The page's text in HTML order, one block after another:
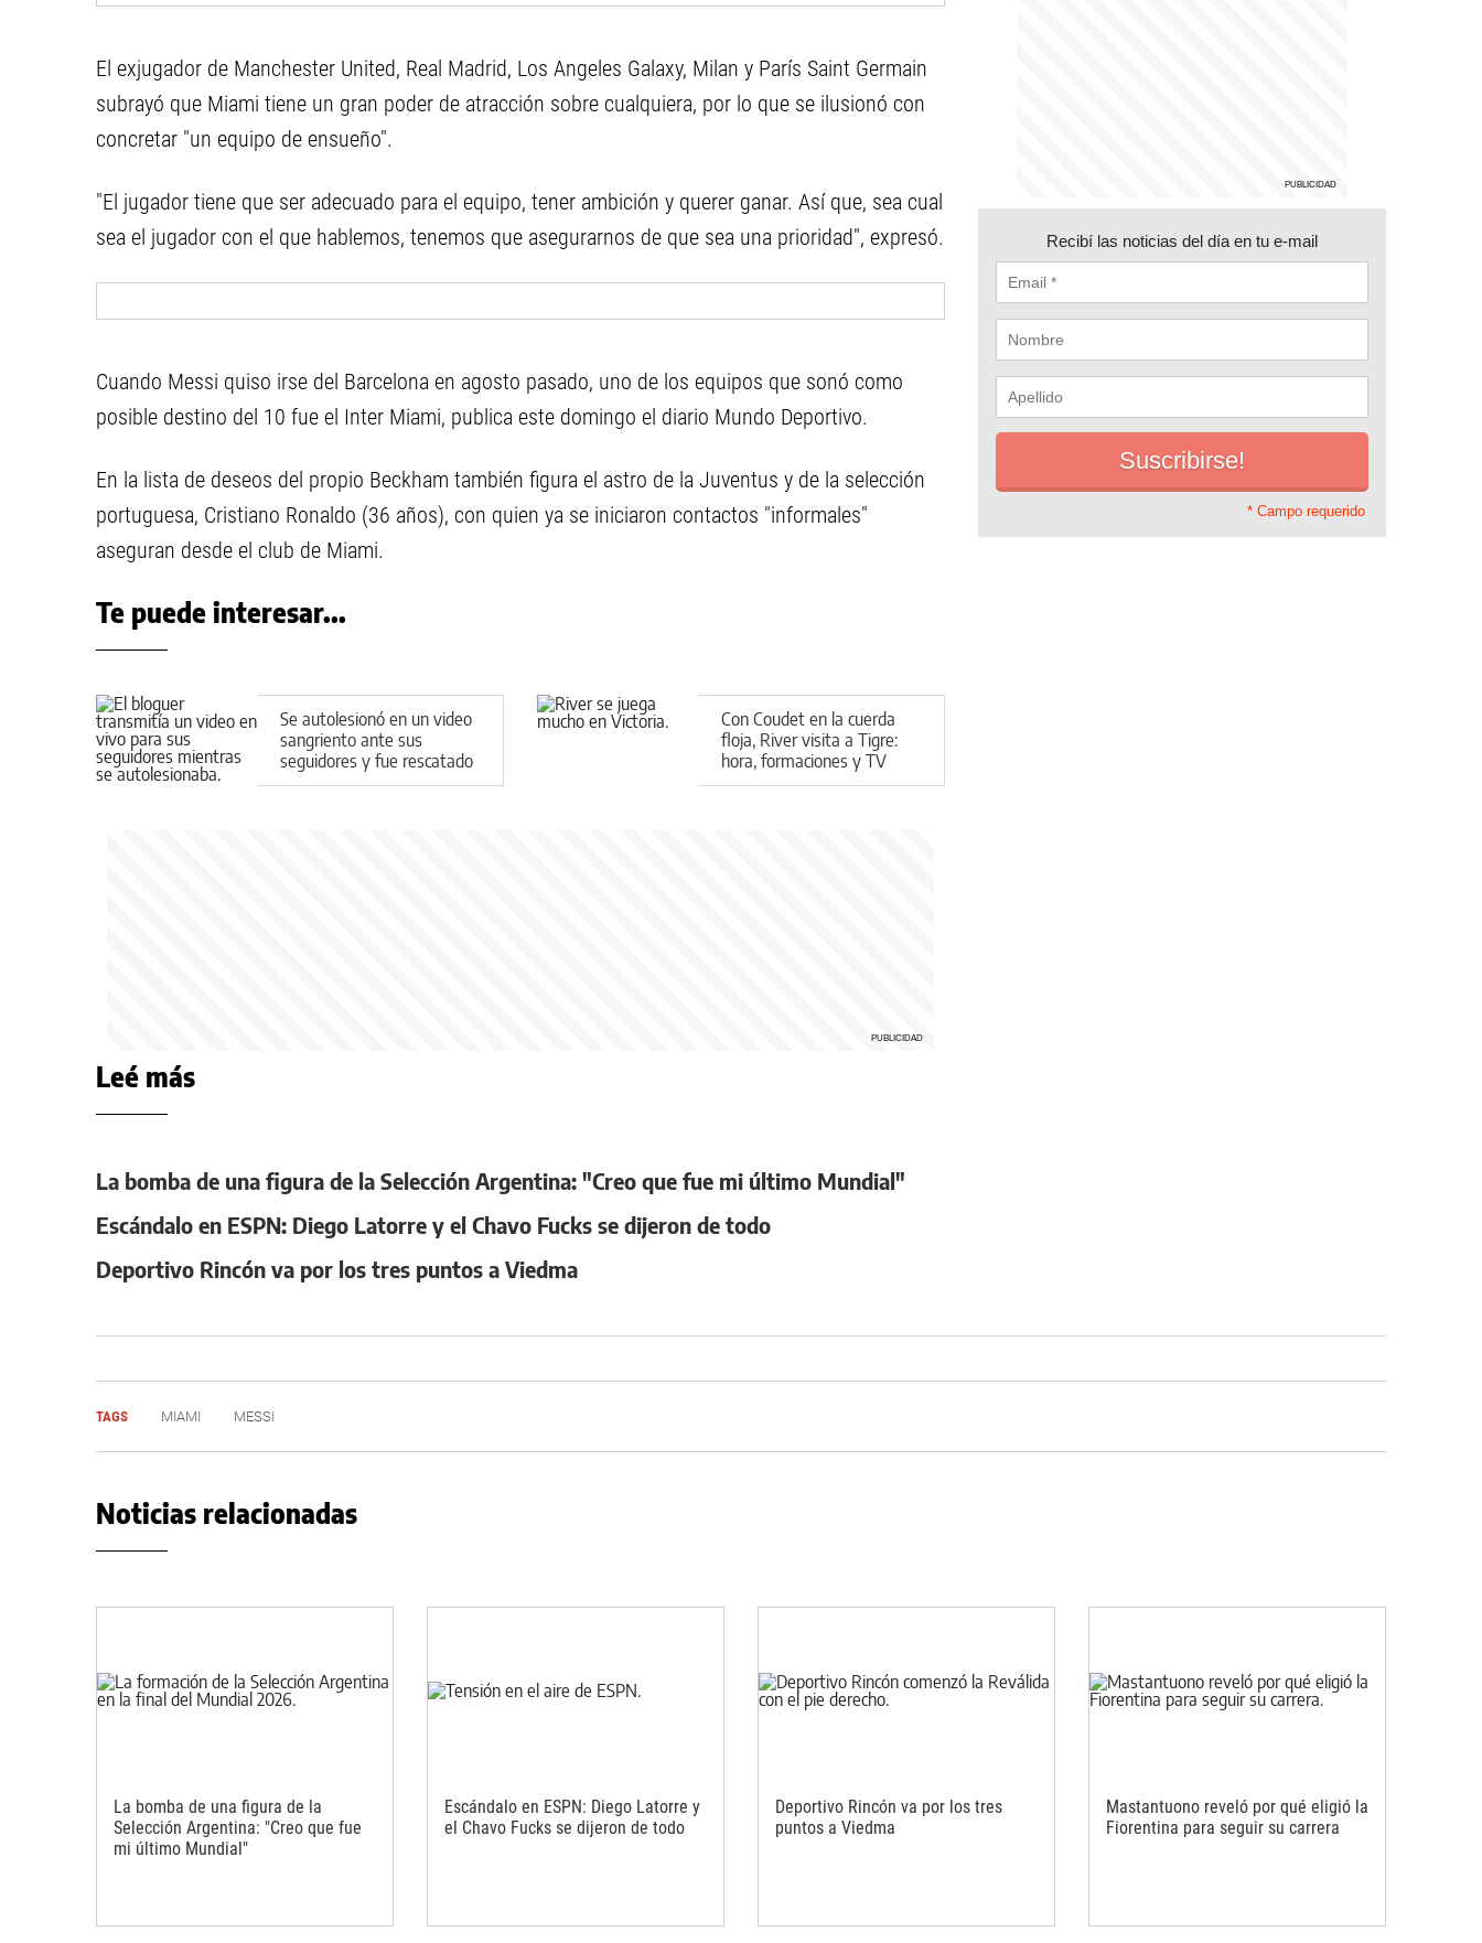
El exjugador de Manchester United, Real Madrid, Los Angeles Galaxy, Milan y París Saint Germain
subrayó que Miami tiene un gran poder de atracción sobre cualquiera, por lo que se ilusionó con
concretar "un equipo de ensueño".
"El jugador tiene que ser adecuado para el equipo, tener ambición y querer ganar. Así que, sea cual
sea el jugador con el que hablemos, tenemos que asegurarnos de que sea una prioridad", expresó.
Cuando Messi quiso irse del Barcelona en agosto pasado, uno de los equipos que sonó como
posible destino del 10 fue el Inter Miami, publica este domingo el diario Mundo Deportivo.
En la lista de deseos del propio Beckham también figura el astro de la Juventus y de la selección
portuguesa, Cristiano Ronaldo (36 años), con quien ya se iniciaron contactos "informales"
aseguran desde el club de Miami.
Te puede interesar...
Se autolesionó en un video
sangriento ante sus
seguidores y fue rescatado
de urgencia por la Policía
Con Coudet en la cuerda
floja, River visita a Tigre:
hora, formaciones y TV
Recibí las noticias del día en tu e-mail
* Campo requerido
Leé más
La bomba de una figura de la Selección Argentina: "Creo que fue mi último Mundial"
Escándalo en ESPN: Diego Latorre y el Chavo Fucks se dijeron de todo
Deportivo Rincón va por los tres puntos a Viedma
TAGS MIAMI MESSI
Noticias relacionadas
La bomba de una figura de la
Selección Argentina: "Creo que fue
mi último Mundial"
Escándalo en ESPN: Diego Latorre y
el Chavo Fucks se dijeron de todo
Deportivo Rincón va por los tres
puntos a Viedma
Mastantuono reveló por qué eligió la
Fiorentina para seguir su carrera